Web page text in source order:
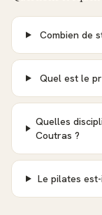
Combien de
Quel est le
Quelles
Coutras ?
Le pilates